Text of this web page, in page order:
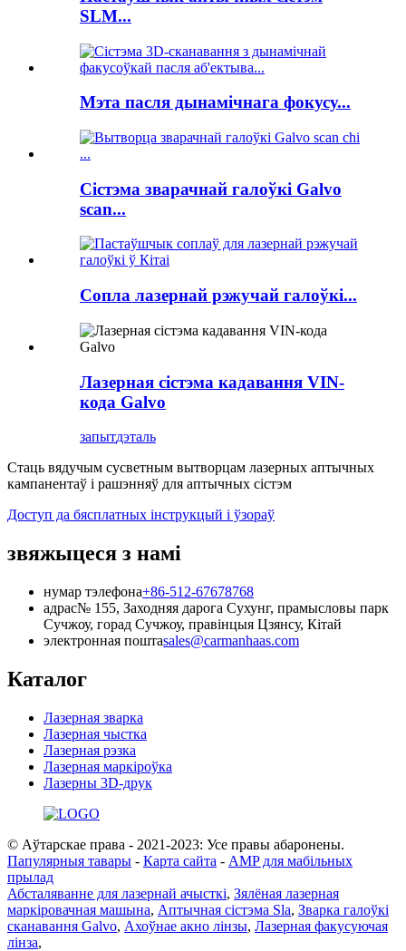
SLM...
Мэта пасля дынамічнага фокусу...
Сістэма зварачнай галоўкі Galvo
scan...
Сопла лазернай рэжучай галоўкі...
Лазерная сістэма кадавання VIN-
кода Galvo
запытдэталь
Стаць вядучым сусветным вытворцам лазерных аптычных
кампанентаў і рашэнняў для аптычных сістэм
Доступ да бясплатных інструкцый і ўзораў
звяжыцеся з намі
нумар тэлефона+86-512-67678768
адрас№ 155, Заходняя дарога Сухунг, прамысловы парк
Сучжоу, горад Сучжоу, правінцыя Цзянсу, Кітай
электронная поштаsales@carmanhaas.com
Каталог
Лазерная зварка
Лазерная чыстка
Лазерная рэзка
Лазерная маркіроўка
Лазерны 3D-друк
© Аўтарскае права - 2021-2023: Усе правы абаронены.
Папулярныя тавары - Карта сайта - AMP для мабільных
прылад
Абсталяванне для лазернай ачысткі, Зялёная лазерная
маркіровачная машына, Аптычная сістэма Sla, Зварка галоўкі
сканавання Galvo, Ахоўнае акно лінзы, Лазерная факусуючая
лінза,